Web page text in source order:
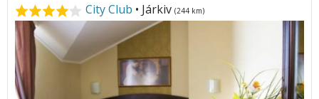
City Club • Járkiv (244 km)